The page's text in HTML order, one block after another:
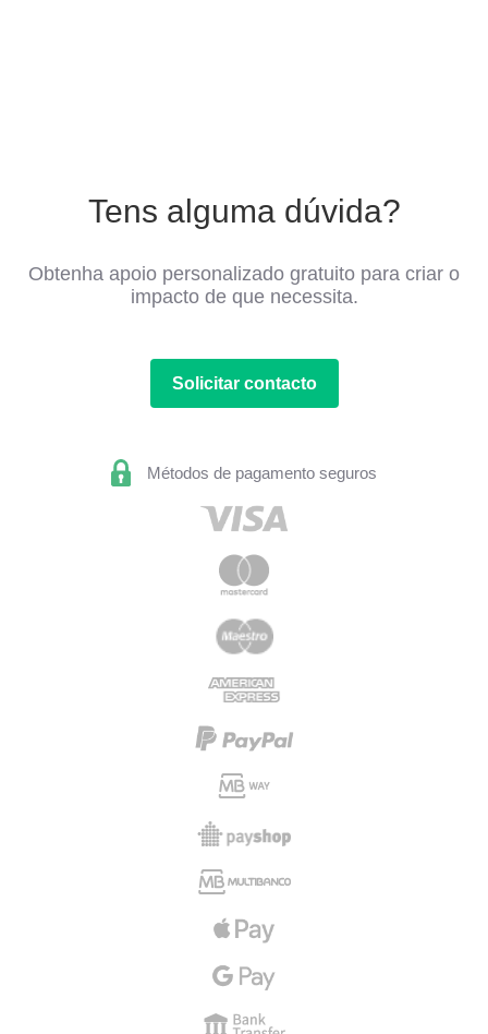
Tens alguma dúvida?
Obtenha apoio personalizado gratuito para criar o
impacto de que necessita.
Solicitar contacto
Métodos de pagamento seguros